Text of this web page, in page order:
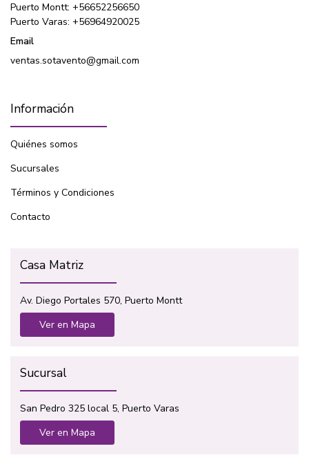
Puerto Montt: +56652256650
Puerto Varas: +56964920025
Email
ventas.sotavento@gmail.com
Información
Quiénes somos
Sucursales
Términos y Condiciones
Contacto
Casa Matriz
Av. Diego Portales 570, Puerto Montt
Ver en Mapa
Sucursal
San Pedro 325 local 5, Puerto Varas
Ver en Mapa